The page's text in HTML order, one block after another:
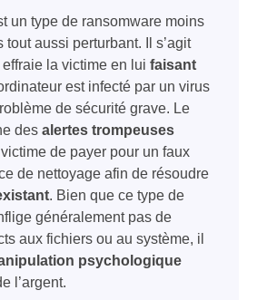
un type de ransomware moins
tout aussi perturbant. Il s’agit
la victime en lui faisant
est infecté par un virus
de sécurité grave. Le
des alertes trompeuses
de payer pour un faux
de nettoyage afin de résoudre
. Bien que ce type de
généralement pas de
aux fichiers ou au système, il
psychologique
l’argent.